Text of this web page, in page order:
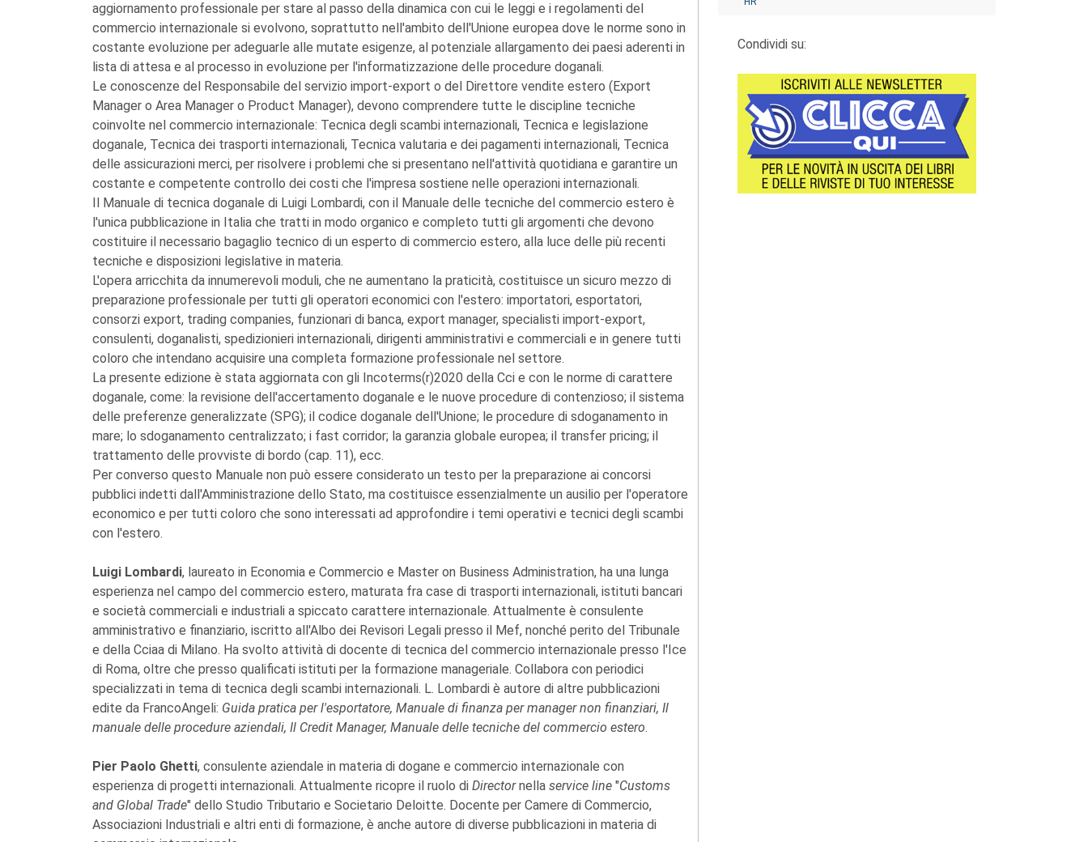
aggiornamento professionale per stare al passo della dinamica con cui le leggi e i regolamenti del
commercio internazionale si evolvono, soprattutto nell'ambito dell'Unione europea dove le norme sono in
costante evoluzione per adeguarle alle mutate esigenze, al potenziale allargamento dei paesi aderenti in
lista di attesa e al processo in evoluzione per l'informatizzazione delle procedure doganali.
Le conoscenze del Responsabile del servizio import-export o del Direttore vendite estero (Export
Manager o Area Manager o Product Manager), devono comprendere tutte le discipline tecniche
coinvolte nel commercio internazionale: Tecnica degli scambi internazionali, Tecnica e legislazione
doganale, Tecnica dei trasporti internazionali, Tecnica valutaria e dei pagamenti internazionali, Tecnica
delle assicurazioni merci, per risolvere i problemi che si presentano nell'attività quotidiana e garantire un
costante e competente controllo dei costi che l'impresa sostiene nelle operazioni internazionali.
Il Manuale di tecnica doganale di Luigi Lombardi, con il Manuale delle tecniche del commercio estero è
l'unica pubblicazione in Italia che tratti in modo organico e completo tutti gli argomenti che devono
costituire il necessario bagaglio tecnico di un esperto di commercio estero, alla luce delle più recenti
tecniche e disposizioni legislative in materia.
L'opera arricchita da innumerevoli moduli, che ne aumentano la praticità, costituisce un sicuro mezzo di
preparazione professionale per tutti gli operatori economici con l'estero: importatori, esportatori,
consorzi export, trading companies, funzionari di banca, export manager, specialisti import-export,
consulenti, doganalisti, spedizionieri internazionali, dirigenti amministrativi e commerciali e in genere tutti
coloro che intendano acquisire una completa formazione professionale nel settore.
La presente edizione è stata aggiornata con gli Incoterms(r)2020 della Cci e con le norme di carattere
doganale, come: la revisione dell'accertamento doganale e le nuove procedure di contenzioso; il sistema
delle preferenze generalizzate (SPG); il codice doganale dell'Unione; le procedure di sdoganamento in
mare; lo sdoganamento centralizzato; i fast corridor; la garanzia globale europea; il transfer pricing; il
trattamento delle provviste di bordo (cap. 11), ecc.
Per converso questo Manuale non può essere considerato un testo per la preparazione ai concorsi
pubblici indetti dall'Amministrazione dello Stato, ma costituisce essenzialmente un ausilio per l'operatore
economico e per tutti coloro che sono interessati ad approfondire i temi operativi e tecnici degli scambi
con l'estero.
Luigi Lombardi, laureato in Economia e Commercio e Master on Business Administration, ha una lunga
esperienza nel campo del commercio estero, maturata fra case di trasporti internazionali, istituti bancari
e società commerciali e industriali a spiccato carattere internazionale. Attualmente è consulente
amministrativo e finanziario, iscritto all'Albo dei Revisori Legali presso il Mef, nonché perito del Tribunale
e della Cciaa di Milano. Ha svolto attività di docente di tecnica del commercio internazionale presso l'Ice
di Roma, oltre che presso qualificati istituti per la formazione manageriale. Collabora con periodici
specializzati in tema di tecnica degli scambi internazionali. L. Lombardi è autore di altre pubblicazioni
edite da FrancoAngeli: Guida pratica per l'esportatore, Manuale di finanza per manager non finanziari, Il
manuale delle procedure aziendali, Il Credit Manager, Manuale delle tecniche del commercio estero.
Pier Paolo Ghetti, consulente aziendale in materia di dogane e commercio internazionale con
esperienza di progetti internazionali. Attualmente ricopre il ruolo di Directornella service line "Customs
and Global Trade" dello Studio Tributario e Societario Deloitte. Docente per Camere di Commercio,
Associazioni Industriali e altri enti di formazione, è anche autore di diverse pubblicazioni in materia di
Condividi su: